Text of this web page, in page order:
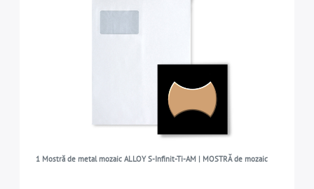
1 Mostră de metal mozaic ALLOY S-Infinit-Ti-AM | MOSTRĂ de mozaic